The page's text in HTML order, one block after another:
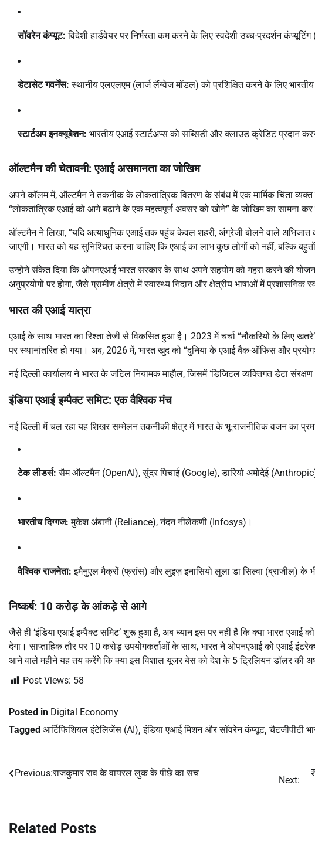
सॉवरेन कंप्यूट: विदेशी हार्डवेयर पर निर्भरता कम करने के लिए स्वदेशी उच्च-प्रदर्शन
डेटासेट गवर्नेंस: स्थानीय एलएलएम (लार्ज लैंग्वेज मॉडल) को प्रशिक्षित करने के लिए
स्टार्टअप इनक्यूबेशन: भारतीय एआई स्टार्टअप्स को सब्सिडी और क्लाउड क्रेडिट प्रदान
ऑल्टमैन की चेतावनी: एआई असमानता का जोखिम
अपने कॉलम में, ऑल्टमैन ने तकनीक के लोकतांत्रिक वितरण के संबंध में एक मार्मिक चिंता व्यक्त
“लोकतांत्रिक एआई को आगे बढ़ाने के एक महत्वपूर्ण अवसर को खोने” के जोखिम का सामना कर
ऑल्टमैन ने लिखा, “यदि अत्याधुनिक एआई तक पहुंच केवल शहरी, अंग्रेजी बोलने वाले अभिजात
जाएगी। भारत को यह सुनिश्चित करना चाहिए कि एआई का लाभ कुछ लोगों को नहीं, बल्कि
उन्होंने संकेत दिया कि ओपनएआई भारत सरकार के साथ अपने सहयोग को गहरा करने की
अनुप्रयोगों पर होगा, जैसे ग्रामीण क्षेत्रों में स्वास्थ्य निदान और क्षेत्रीय भाषाओं में प्रशासनिक
भारत की एआई यात्रा
एआई के साथ भारत का रिश्ता तेजी से विकसित हुआ है। 2023 में चर्चा “नौकरियों के लिए
पर स्थानांतरित हो गया। अब, 2026 में, भारत खुद को “दुनिया के एआई बैक-ऑफिस और
नई दिल्ली कार्यालय ने भारत के जटिल नियामक माहौल, जिसमें ‘डिजिटल व्यक्तिगत डेटा
इंडिया एआई इम्पैक्ट समिट: एक वैश्विक मंच
नई दिल्ली में चल रहा यह शिखर सम्मेलन तकनीकी क्षेत्र में भारत के भू-राजनीतिक वजन का
टेक लीडर्स: सैम ऑल्टमैन (OpenAI), सुंदर पिचाई (Google), डारियो अमोदेई
भारतीय दिग्गज: मुकेश अंबानी (Reliance), नंदन नीलेकणी (Infosys)।
वैश्विक राजनेता: इमैनुएल मैक्रों (फ्रांस) और लुइज़ इनासियो लुला डा सिल्वा (ब्राजील) के
निष्कर्ष: 10 करोड़ के आंकड़े से आगे
जैसे ही ‘इंडिया एआई इम्पैक्ट समिट’ शुरू हुआ है, अब ध्यान इस पर नहीं है कि क्या भारत एआई
देगा। साप्ताहिक तौर पर 10 करोड़ उपयोगकर्ताओं के साथ, भारत ने ओपनएआई को एआई
आने वाले महीने यह तय करेंगे कि क्या इस विशाल यूजर बेस को देश के 5 ट्रिलियन डॉलर की
Post Views: 58
Posted in Digital Economy
Tagged आर्टिफिशियल इंटेलिजेंस (AI),इंडिया एआई मिशन और सॉवरेन कंप्यूट,चैटजीपीटी
Post
Previous:राजकुमार राव के वायरल लुक के पीछे का सच
Next:
Related Posts